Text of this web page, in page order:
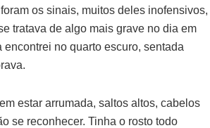
os sinais, muitos deles inofensivos,
tratava de algo mais grave no dia em
no quarto escuro, sentada
estar arrumada, saltos altos, cabelos
se reconhecer. Tinha o rosto todo